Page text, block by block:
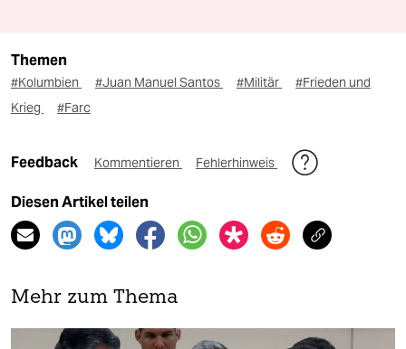
Themen
#Kolumbien #Juan Manuel Santos #Militär
#Frieden und
Krieg
#Farc
Feedback Kommentieren Fehlerhinweis
Diesen Artikel teilen
Mehr zum Thema